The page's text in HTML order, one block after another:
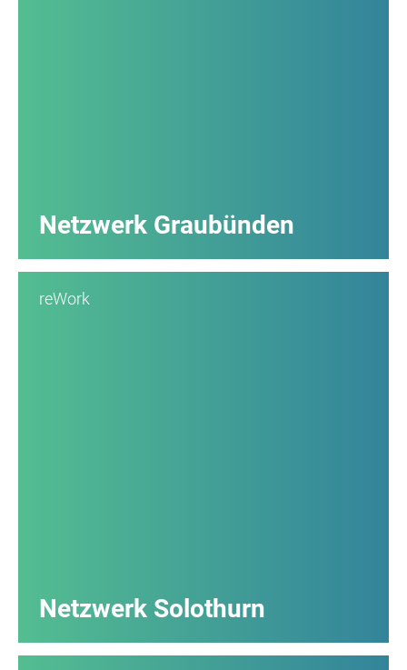
Netzwerk Graubünden
reWork
Netzwerk Solothurn